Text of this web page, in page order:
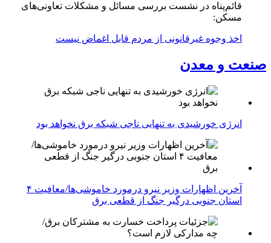
قائم‌پناه در نشست بررسی مسائل و مشکلات تعاونی‌های
مسکن:
اخذ وجوه غیرقانونی از مردم قابل اغماض نیست
صنعت و معدن
انرژی خورشیدی به تنهایی ناجی شبکه برق نخواهد بود
آخرین اظهارات وزیر نیرو درمورد خاموشی‌ها/معافیت ۴
استان جنوبی درگیر جنگ از قطعی برق